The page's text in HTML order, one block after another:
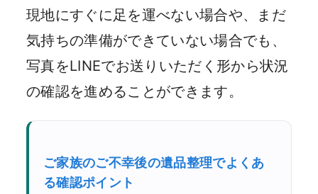
現地にすぐに足を運べない場合や、まだ
気持ちの準備ができていない場合でも、
写真をLINEでお送りいただく形から状況
の確認を進めることができます。
ご家族のご不幸後の遺品整理でよくあ
る確認ポイント